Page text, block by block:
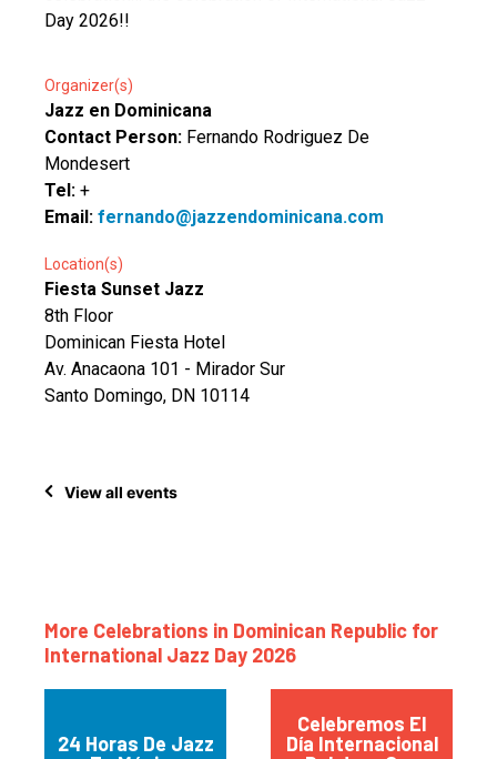
Day 2026!!
Organizer(s)
Jazz en Dominicana
Contact Person: Fernando Rodriguez De
Mondesert
Tel: +
Email: fernando@jazzendominicana.com
Location(s)
Fiesta Sunset Jazz
8th Floor
Dominican Fiesta Hotel
Av. Anacaona 101 - Mirador Sur
Santo Domingo, DN 10114
View all events
More Celebrations in Dominican Republic for
International Jazz Day 2026
24 Horas De Jazz
Celebremos El
Día Internacional